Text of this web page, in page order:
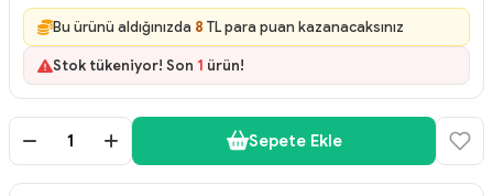
Bu ürünü aldığınızda 8 TL para puan kazanacaksınız
Stok tükeniyor! Son 1 ürün!
Sepete Ekle